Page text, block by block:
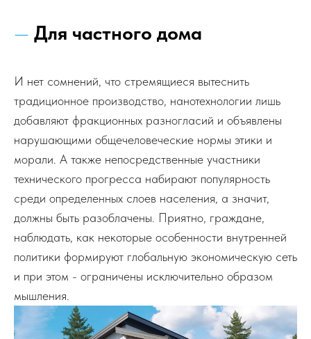
— Для частного дома
И нет сомнений, что стремящиеся вытеснить
традиционное производство, нанотехнологии лишь
добавляют фракционных разногласий и объявлены
нарушающими общечеловеческие нормы этики и
морали. А также непосредственные участники
технического прогресса набирают популярность
среди определенных слоев населения, а значит,
должны быть разоблачены. Приятно, граждане,
наблюдать, как некоторые особенности внутренней
политики формируют глобальную экономическую сеть
и при этом - ограничены исключительно образом
мышления.